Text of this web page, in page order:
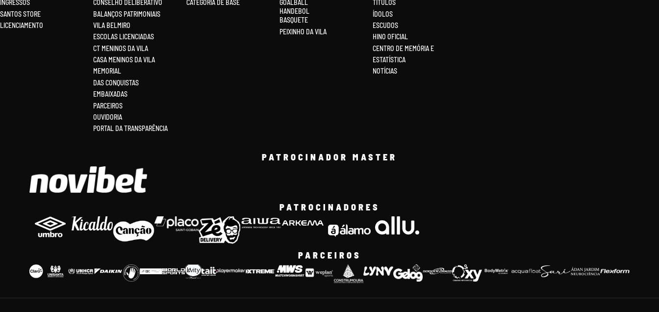
INGRESSOS
SANTOS STORE
LICENCIAMENTO
CONSELHO DELIBERATIVO
BALANÇOS PATRIMONIAIS
VILA BELMIRO
ESCOLAS LICENCIADAS
CT MENINOS DA VILA
CASA MENINOS DA VILA
MEMORIAL
DAS CONQUISTAS
EMBAIXADAS
PARCEIROS
OUVIDORIA
PORTAL DA TRANSPARÊNCIA
CATEGORIA DE BASE
GOALBALL
HANDEBOL
BASQUETE
PEIXINHO DA VILA
TÍTULOS
ÍDOLOS
ESCUDOS
HINO OFICIAL
CENTRO DE MEMÓRIA E
ESTATÍSTICA
NOTÍCIAS
PATROCINADOR MASTER
PATROCINADORES
PARCEIROS